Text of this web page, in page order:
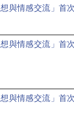
想與情感交流」首
想與情感交流」首
想與情感交流」首